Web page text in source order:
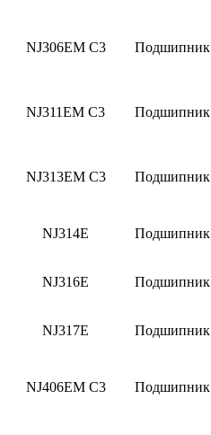
NJ306EM C3 Подшипник
NJ311EM C3 Подшипник
NJ313EM C3 Подшипник
NJ314E Подшипник
NJ316E Подшипник
NJ317E Подшипник
NJ406EM C3 Подшипник